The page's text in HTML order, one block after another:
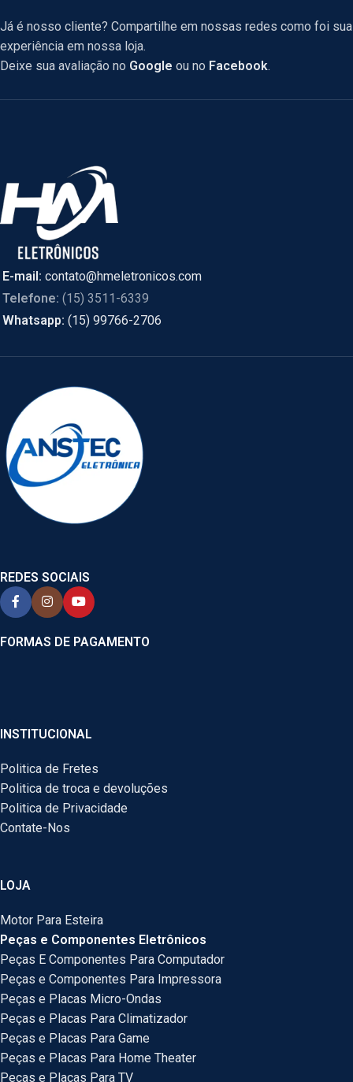
Já é nosso cliente? Compartilhe em nossas redes como foi sua
experiência em nossa loja.
Deixe sua avaliação no Google ou no Facebook.
E-mail: contato@hmeletronicos.com
Telefone: (15) 3511-6339
Whatsapp: (15) 99766-2706
REDES SOCIAIS
FORMAS DE PAGAMENTO
INSTITUCIONAL
Politica de Fretes
Politica de troca e devoluções
Politica de Privacidade
Contate-Nos
LOJA
Motor Para Esteira
Peças e Componentes Eletrônicos
Peças E Componentes Para Computador
Peças e Componentes Para Impressora
Peças e Placas Micro-Ondas
Peças e Placas Para Climatizador
Peças e Placas Para Game
Peças e Placas Para Home Theater
Peças e Placas Para TV